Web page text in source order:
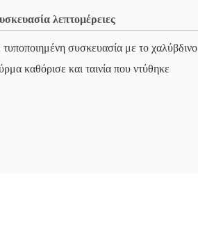
λεπτομέρειες
συσκευασία με το χαλύβδινο
καθόρισε και ταινία που ντύθηκε